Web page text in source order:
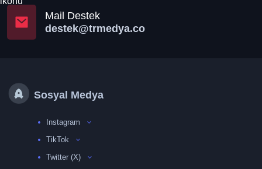
Mail Destek
destek@trmedya.co
Sosyal Medya
Instagram
TikTok
Twitter (X)